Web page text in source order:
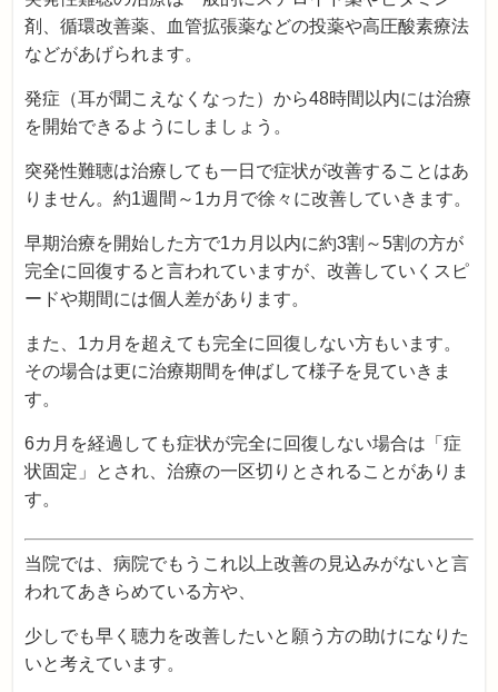
剤、循環改善薬、血管拡張薬などの投薬や高圧酸素療法
などがあげられます。
発症（耳が聞こえなくなった）から48時間以内には治療
を開始できるようにしましょう。
突発性難聴は治療しても一日で症状が改善することはあ
りません。約1週間～1カ月で徐々に改善していきます。
早期治療を開始した方で1カ月以内に約3割～5割の方が
完全に回復すると言われていますが、改善していくスピ
ードや期間には個人差があります。
また、1カ月を超えても完全に回復しない方もいます。
その場合は更に治療期間を伸ばして様子を見ていきま
す。
6カ月を経過しても症状が完全に回復しない場合は「症
状固定」とされ、治療の一区切りとされることがありま
す。
当院では、病院でもうこれ以上改善の見込みがないと言
われてあきらめている方や、
少しでも早く聴力を改善したいと願う方の助けになりた
いと考えています。